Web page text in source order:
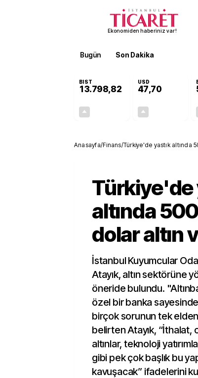
Ekonomiden haberiniz var!
Bugün Son Dakika
BIST
13.798,82
USD
47,70
Anasayfa/Finans/Türkiye'de yastık altında
Türkiye'de
altında
dolar altın
İstanbul Kuyumcular
Atayık, altın sektörüne
öneride bulundu.
özel bir banka
birçok sorunun tek
belirten Atayık, “İthalat,
altınlar, teknoloji
gibi pek çok başlık bu
kavuşacak” ifadelerini